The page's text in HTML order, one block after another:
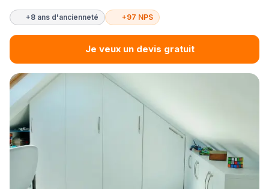
+8 ans d'ancienneté +97 NPS
Je veux un devis gratuit